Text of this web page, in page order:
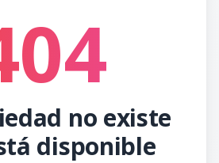
no existe
disponible